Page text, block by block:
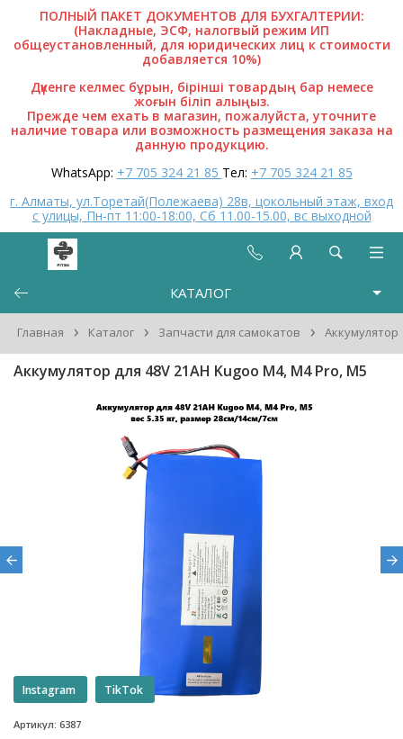
ПОЛНЫЙ ПАКЕТ ДОКУМЕНТОВ ДЛЯ БУХГАЛТЕРИИ:
(Накладные, ЭСФ, налогвый режим ИП
общеустановленный, для юридических лиц к стоимости
добавляется 10%)
Дүкенге келмес бұрын, бірінші товардың бар немесе
жоғын біліп алыңыз.
Прежде чем ехать в магазин, пожалуйста, уточните
наличие товара или возможность размещения заказа на
данную продукцию.
WhatsApp: +7 705 324 21 85 Тел: +7 705 324 21 85
г. Алматы, ул.Торетай(Полежаева) 28в, цокольный этаж, вход
с улицы, Пн-пт 11:00-18:00, Сб 11.00-15.00, вс выходной
КАТАЛОГ
Главная › Каталог › Запчасти для самокатов › Аккумулятор
Аккумулятор для 48V 21AH Kugoo M4, M4 Pro, M5
Артикул: 6387
Instagram TikTok